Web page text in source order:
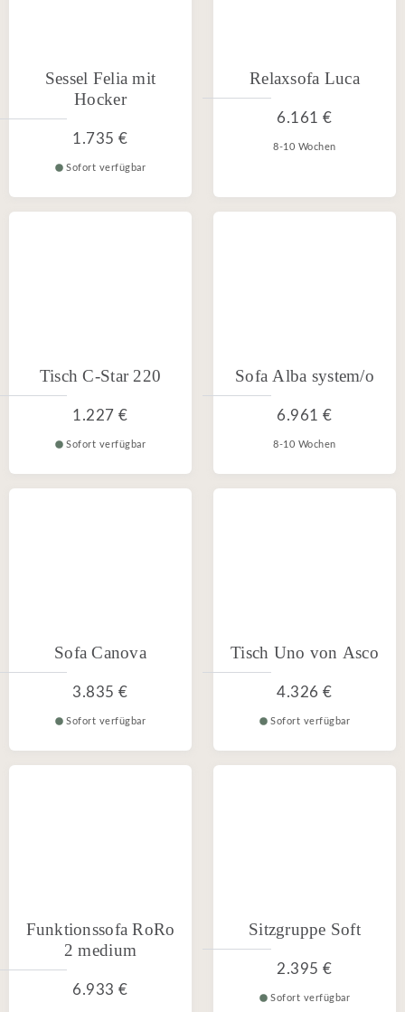
Sessel Felia mit
Hocker
1.735 €
Sofort verfügbar
Relaxsofa Luca
6.161 €
8-10 Wochen
Tisch C-Star 220
1.227 €
Sofort verfügbar
Sofa Alba system/o
6.961 €
8-10 Wochen
Sofa Canova
3.835 €
Sofort verfügbar
Tisch Uno von Asco
4.326 €
Sofort verfügbar
Funktionssofa RoRo
2 medium
6.933 €
Sitzgruppe Soft
2.395 €
Sofort verfügbar